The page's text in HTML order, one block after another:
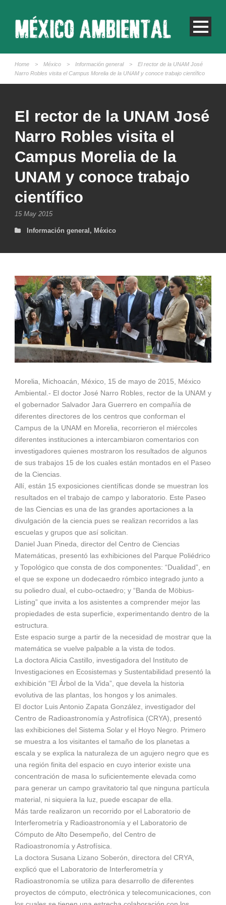
Home > México > Información general >
El rector de la UNAM José
Narro Robles visita el Campus Morelia de la UNAM y conoce trabajo científico
El rector de la UNAM José
Narro Robles visita el
Campus Morelia de la
UNAM y conoce trabajo
científico
15 May 2015
Información general , México
Morelia, Michoacán, México, 15 de mayo de 2015, México
Ambiental.- El doctor José Narro Robles, rector de la UNAM y
el gobernador Salvador Jara Guerrero en compañía de
diferentes directores de los centros que conforman el
Campus de la UNAM en Morelia, recorrieron el miércoles
diferentes instituciones a intercambiaron comentarios con
investigadores quienes mostraron los resultados de algunos
de sus trabajos 15 de los cuales están montados en el Paseo
de la Ciencias.
Allí, están 15 exposiciones científicas donde se muestran los
resultados en el trabajo de campo y laboratorio. Este Paseo
de las Ciencias es una de las grandes aportaciones a la
divulgación de la ciencia pues se realizan recorridos a las
escuelas y grupos que así solicitan.
Daniel Juan Pineda, director del Centro de Ciencias
Matemáticas, presentó las exhibiciones del Parque Poliédrico
y Topológico que consta de dos componentes: “Dualidad”, en
el que se expone un dodecaedro rómbico integrado junto a
su poliedro dual, el cubo-octaedro; y “Banda de Möbius-
Listing” que invita a los asistentes a comprender mejor las
propiedades de esta superficie, experimentando dentro de la
estructura.
Este espacio surge a partir de la necesidad de mostrar que la
matemática se vuelve palpable a la vista de todos.
La doctora Alicia Castillo, investigadora del Instituto de
Investigaciones en Ecosistemas y Sustentabilidad presentó la
exhibición “El Árbol de la Vida”, que devela la historia
evolutiva de las plantas, los hongos y los animales.
El doctor Luis Antonio Zapata González, investigador del
Centro de Radioastronomía y Astrofísica (CRYA), presentó
las exhibiciones del Sistema Solar y el Hoyo Negro. Primero
se muestra a los visitantes el tamaño de los planetas a
escala y se explica la naturaleza de un agujero negro que es
una región finita del espacio en cuyo interior existe una
concentración de masa lo suficientemente elevada como
para generar un campo gravitatorio tal que ninguna partícula
material, ni siquiera la luz, puede escapar de ella.
Más tarde realizaron un recorrido por el Laboratorio de
Interferometría y Radioastronomía y el Laboratorio de
Cómputo de Alto Desempeño, del Centro de
Radioastronomía y Astrofísica.
La doctora Susana Lizano Soberón, directora del CRYA,
explicó que el Laboratorio de Interferometría y
Radioastronomía se utiliza para desarrollo de diferentes
proyectos de cómputo, electrónica y telecomunicaciones, con